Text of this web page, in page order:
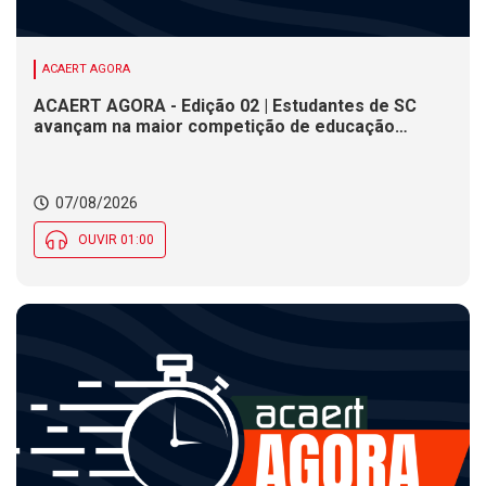
ACAERT AGORA
ACAERT AGORA - Edição 02 | Estudantes de SC
avançam na maior competição de educação
Social nesta sexta (7)
07/08/2026
OUVIR 01:00